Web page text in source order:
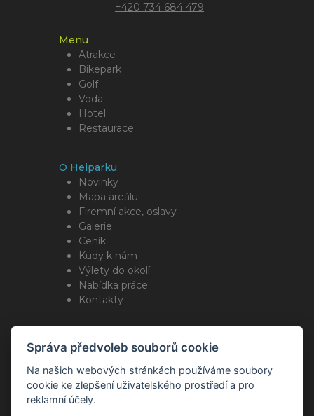
+420 734 684 479
Menu
Atrakce
Bikepark
Golf
Voda
Hotel
Restaurace
O Heiparku
Novinky
Mapa areálu
Firemní akce, oslavy
Galerie
Ceník
Kudy k nám
Výlety do okolí
Nabídka práce
Kontakty
Správa předvoleb souborů cookie
Na našich webových stránkách používáme soubory
cookie ke zlepšení uživatelského prostředí a pro
reklamní účely.